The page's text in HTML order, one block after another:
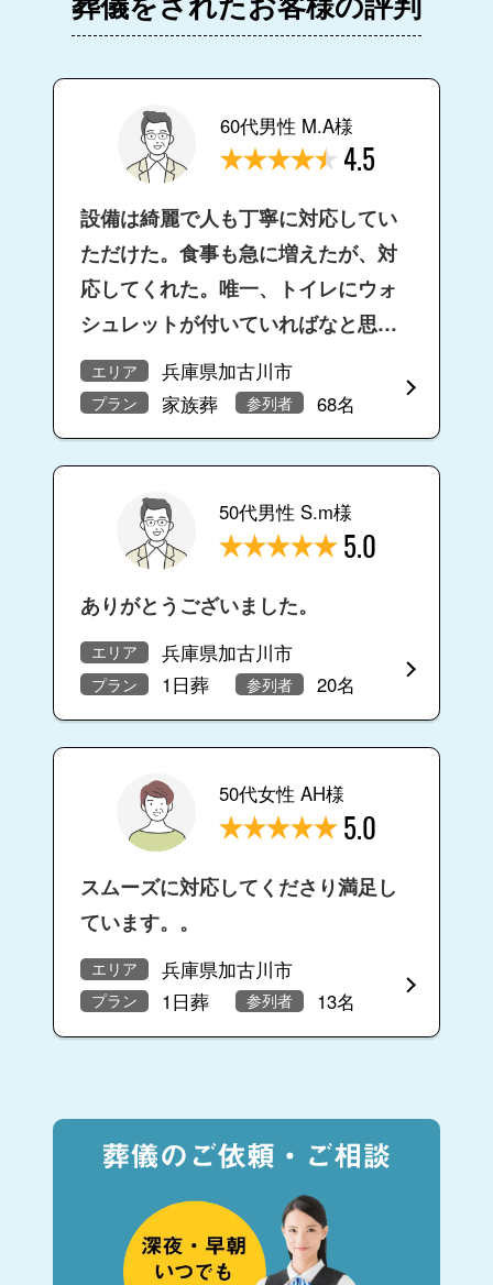
60代男性 M.A様
4.5
設備は綺麗で人も丁寧に対応してい
ただけた。食事も急に増えたが、対
応してくれた。唯一、トイレにウォ
シュレットが付いていればなと思い
ました。
エリア 兵庫県加古川市
プラン 家族葬 参列者 68名
50代男性 S.m様
5.0
ありがとうございました。
エリア 兵庫県加古川市
プラン 1日葬 参列者 20名
50代女性 AH様
5.0
スムーズに対応してくださり満足し
ています。。
エリア 兵庫県加古川市
プラン 1日葬 参列者 13名